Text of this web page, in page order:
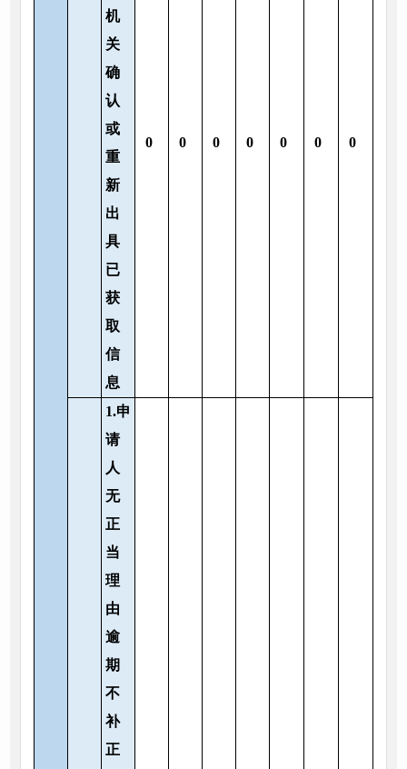
机
关
确
认
或
重
新
出
具
已
获
取
信
息
0 0 0 0 0 0 0
1.申
请
人
无
正
当
理
由
逾
期
不
补
正